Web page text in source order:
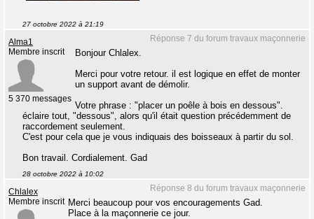
27 octobre 2022 à 21:19
Réponse 7 du forum travaux maçonnerie
Alma1
Membre inscrit
5 370 messages
Bonjour Chlalex.
Merci pour votre retour. il est logique en effet de monter
un support avant de démolir.
Votre phrase : "placer un poêle à bois en dessous".
éclaire tout, "dessous", alors qu'il était question précédemment de
raccordement seulement.
C'est pour cela que je vous indiquais des boisseaux à partir du sol.
Bon travail. Cordialement. Gad
28 octobre 2022 à 10:02
Réponse 8 du forum travaux maçonnerie
Chlalex
Membre inscrit Merci beaucoup pour vos encouragements Gad.
Place à la maçonnerie ce jour.